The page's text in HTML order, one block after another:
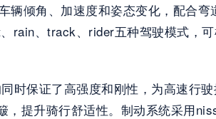
倾角、加速度和姿态变化，配合
rain、track、rider五种驾驶模式，
时保证了高强度和刚性，为高速行
提升骑行舒适性。制动系统采用